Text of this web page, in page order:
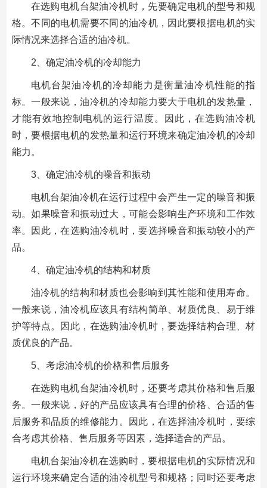
在选购电机台架油冷机时，先要确定电机的型号和规
格。不同的电机需要不同的油冷机，因此要根据电机的实
际情况来选择合适的油冷机。
2、确定油冷机的冷却能力
电机台架油冷机的冷却能力是衡量油冷机性能的指
标。一般来说，油冷机的冷却能力要大于电机的发热量，
才能有效地控制电机的运行温度。因此，在选购油冷机
时，要根据电机的发热量和运行环境来确定油冷机的冷却
能力。
3、确定油冷机的噪音和振动
电机台架油冷机在运行过程中会产生一定的噪音和振
动。如果噪音和振动过大，可能会影响生产环境和工作效
率。因此，在选购油冷机时，要选择噪音和振动较小的产
品。
4、确定油冷机的结构和材质
油冷机的结构和材质也会影响到其性能和使用寿命。
一般来说，油冷机应该具有结构简单、材质优良、易于维
护等特点。因此，在选购油冷机时，要选择结构合理、材
质优良的产品。
5、考虑油冷机的价格和售后服务
在选购电机台架油冷机时，还要考虑其价格和售后服
务。一般来说，好的产品应该具有合理的价格、合适的售
后服务和品质的维修能力。因此，在选择油冷机时，要综
合考虑其价格、售后服务等因素，选择适合的产品。
电机台架油冷机在选购时，要根据电机的实际情况和
运行环境来确定合适的油冷机型号和规格；同时还要考虑